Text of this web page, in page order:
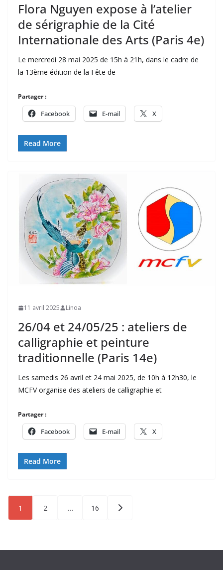
Flora Nguyen expose à l’atelier
de sérigraphie de la Cité
Internationale des Arts (Paris 4e)
Le mercredi 28 mai 2025 de 15h à 21h, dans le cadre de
la 13ème édition de la Fête de
Partager :
Facebook E-mail X
Read More
11 avril 2025 Linoa
26/04 et 24/05/25 : ateliers de
calligraphie et peinture
traditionnelle (Paris 14e)
Les samedis 26 avril et 24 mai 2025, de 10h à 12h30, le
MCFV organise des ateliers de calligraphie et
Partager :
Facebook E-mail X
Read More
Pagination
des
publications
1 2 … 16